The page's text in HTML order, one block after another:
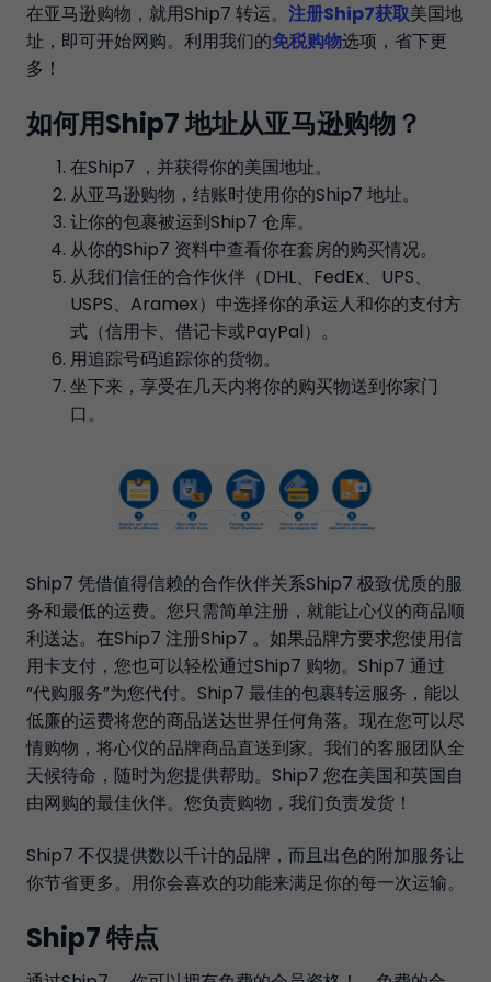
在亚马逊购物，就用Ship7 转运。 注册Ship7获取美国地
址，即可开始网购。利用我们的免税购物选项，省下更
多！
如何用Ship7 地址从亚马逊购物？
在Ship7 ，并获得你的美国地址。
从亚马逊购物，结账时使用你的Ship7 地址。
让你的包裹被运到Ship7 仓库。
从你的Ship7 资料中查看你在套房的购买情况。
从我们信任的合作伙伴（DHL、FedEx、UPS、
USPS、Aramex）中选择你的承运人和你的支付方
式（信用卡、借记卡或PayPal）。
用追踪号码追踪你的货物。
坐下来，享受在几天内将你的购买物送到你家门
口。
Ship7 凭借值得信赖的合作伙伴关系Ship7 极致优质的服
务和最低的运费。您只需简单注册，就能让心仪的商品顺
利送达。在Ship7 注册Ship7 。如果品牌方要求您使用信
用卡支付，您也可以轻松通过Ship7 购物。Ship7 通过
“代购服务”为您代付。Ship7 最佳的包裹转运服务，能以
低廉的运费将您的商品送达世界任何角落。现在您可以尽
情购物，将心仪的品牌商品直送到家。我们的客服团队全
天候待命，随时为您提供帮助。Ship7 您在美国和英国自
由网购的最佳伙伴。您负责购物，我们负责发货！
Ship7 不仅提供数以千计的品牌，而且出色的附加服务让
你节省更多。用你会喜欢的功能来满足你的每一次运输。
Ship7 特点